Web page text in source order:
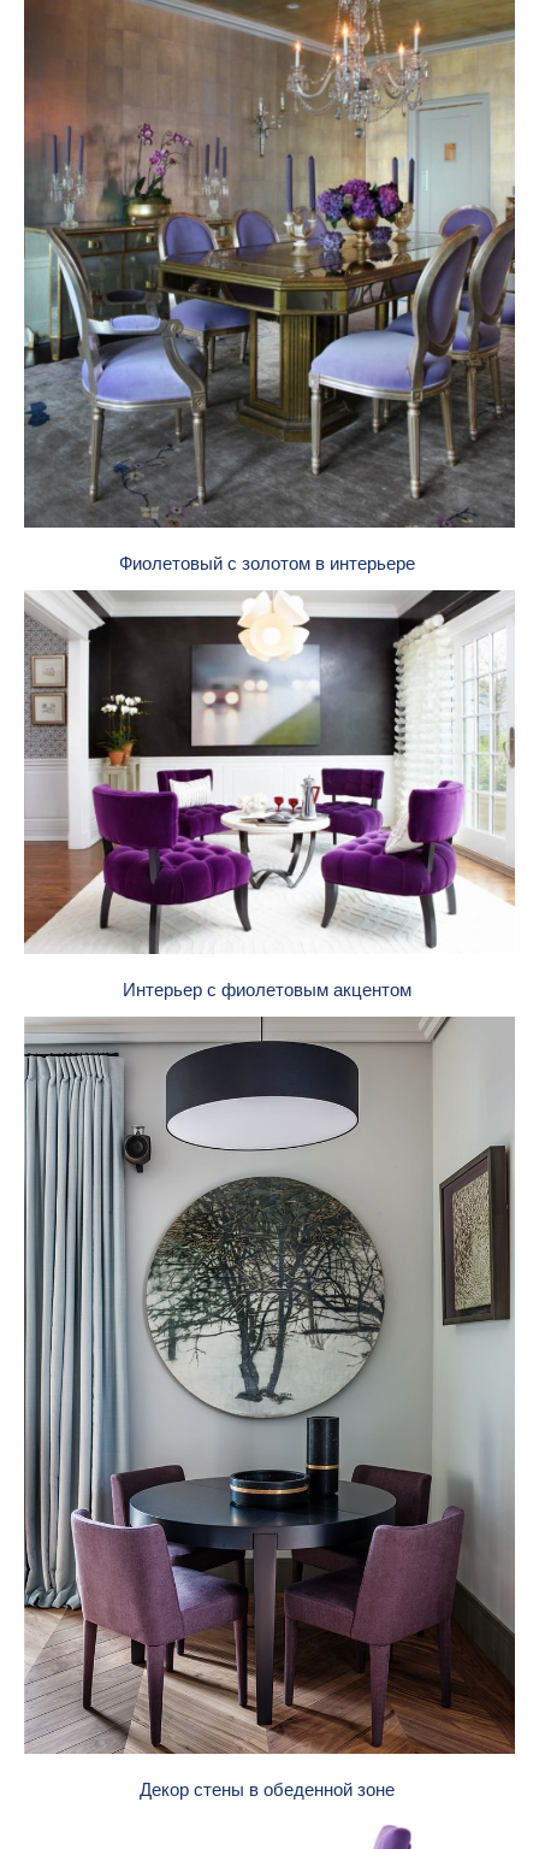
Фиолетовый с золотом в интерьере
Интерьер с фиолетовым акцентом
Декор стены в обеденной зоне